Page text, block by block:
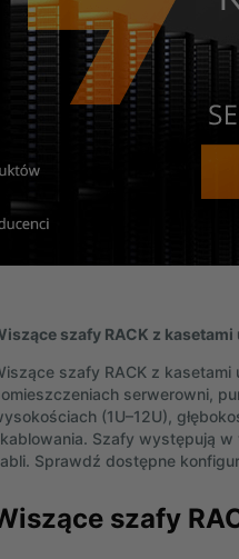
szafy RACK z
szafy RACK z
serwerowni,
(1U–12U),
Szafy występują
Sprawdź dostępne
szafy